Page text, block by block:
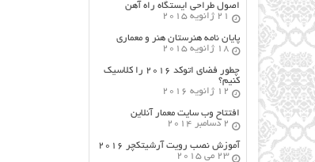
اصول طراحي ایستگاه راه آهن
21 ژانویه 2015
پایان نامه هنرستان هنر و معماري
18 ژانویه 2015
چطور فضای اتوکد ۲۰۱۶ را کلاسیک
کنیم؟
12 ژانویه 2016
افتتاح وب سایت معمار آنلاین
2 دسامبر 2014
آموزش نصب رویت آرشیتکچر ۲۰۱۶
23 می 2015